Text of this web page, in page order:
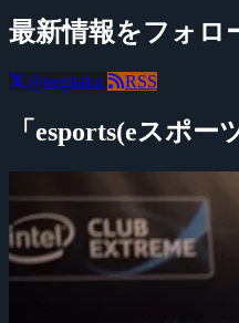
最新情報をフォロ
@negitaku RSS
「esports(eスポ